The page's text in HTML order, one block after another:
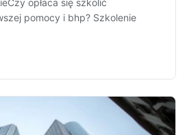
opłaca się szkolić
pomocy i bhp? Szkolenie